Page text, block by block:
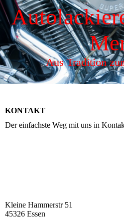
Aus Tradition
KONTAKT
Der einfachste Weg mit uns in
Kleine Hammerstr 51
45326 Essen